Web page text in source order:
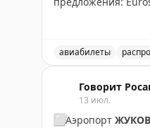
рассылку для
Rob Burgess|
авиабилеты
Говорит
13 июл.
⬜️Аэропорт